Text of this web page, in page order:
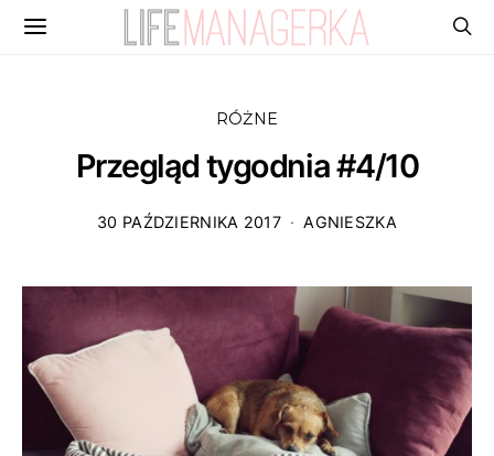
RÓŻNE
Przegląd tygodnia #4/10
30 PAŹDZIERNIKA 2017 AGNIESZKA